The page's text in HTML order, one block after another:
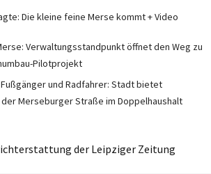
Die kleine feine Merse kommt + Video
Verwaltungsstandpunkt öffnet den Weg zu
Pilotprojekt
und Radfahrer: Stadt bietet
Merseburger Straße im Doppelhaushalt
der Leipziger Zeitung